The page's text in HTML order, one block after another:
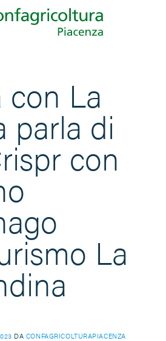
con La
parla di
con
La
DA CONFAGRICOLTURAPIACENZA